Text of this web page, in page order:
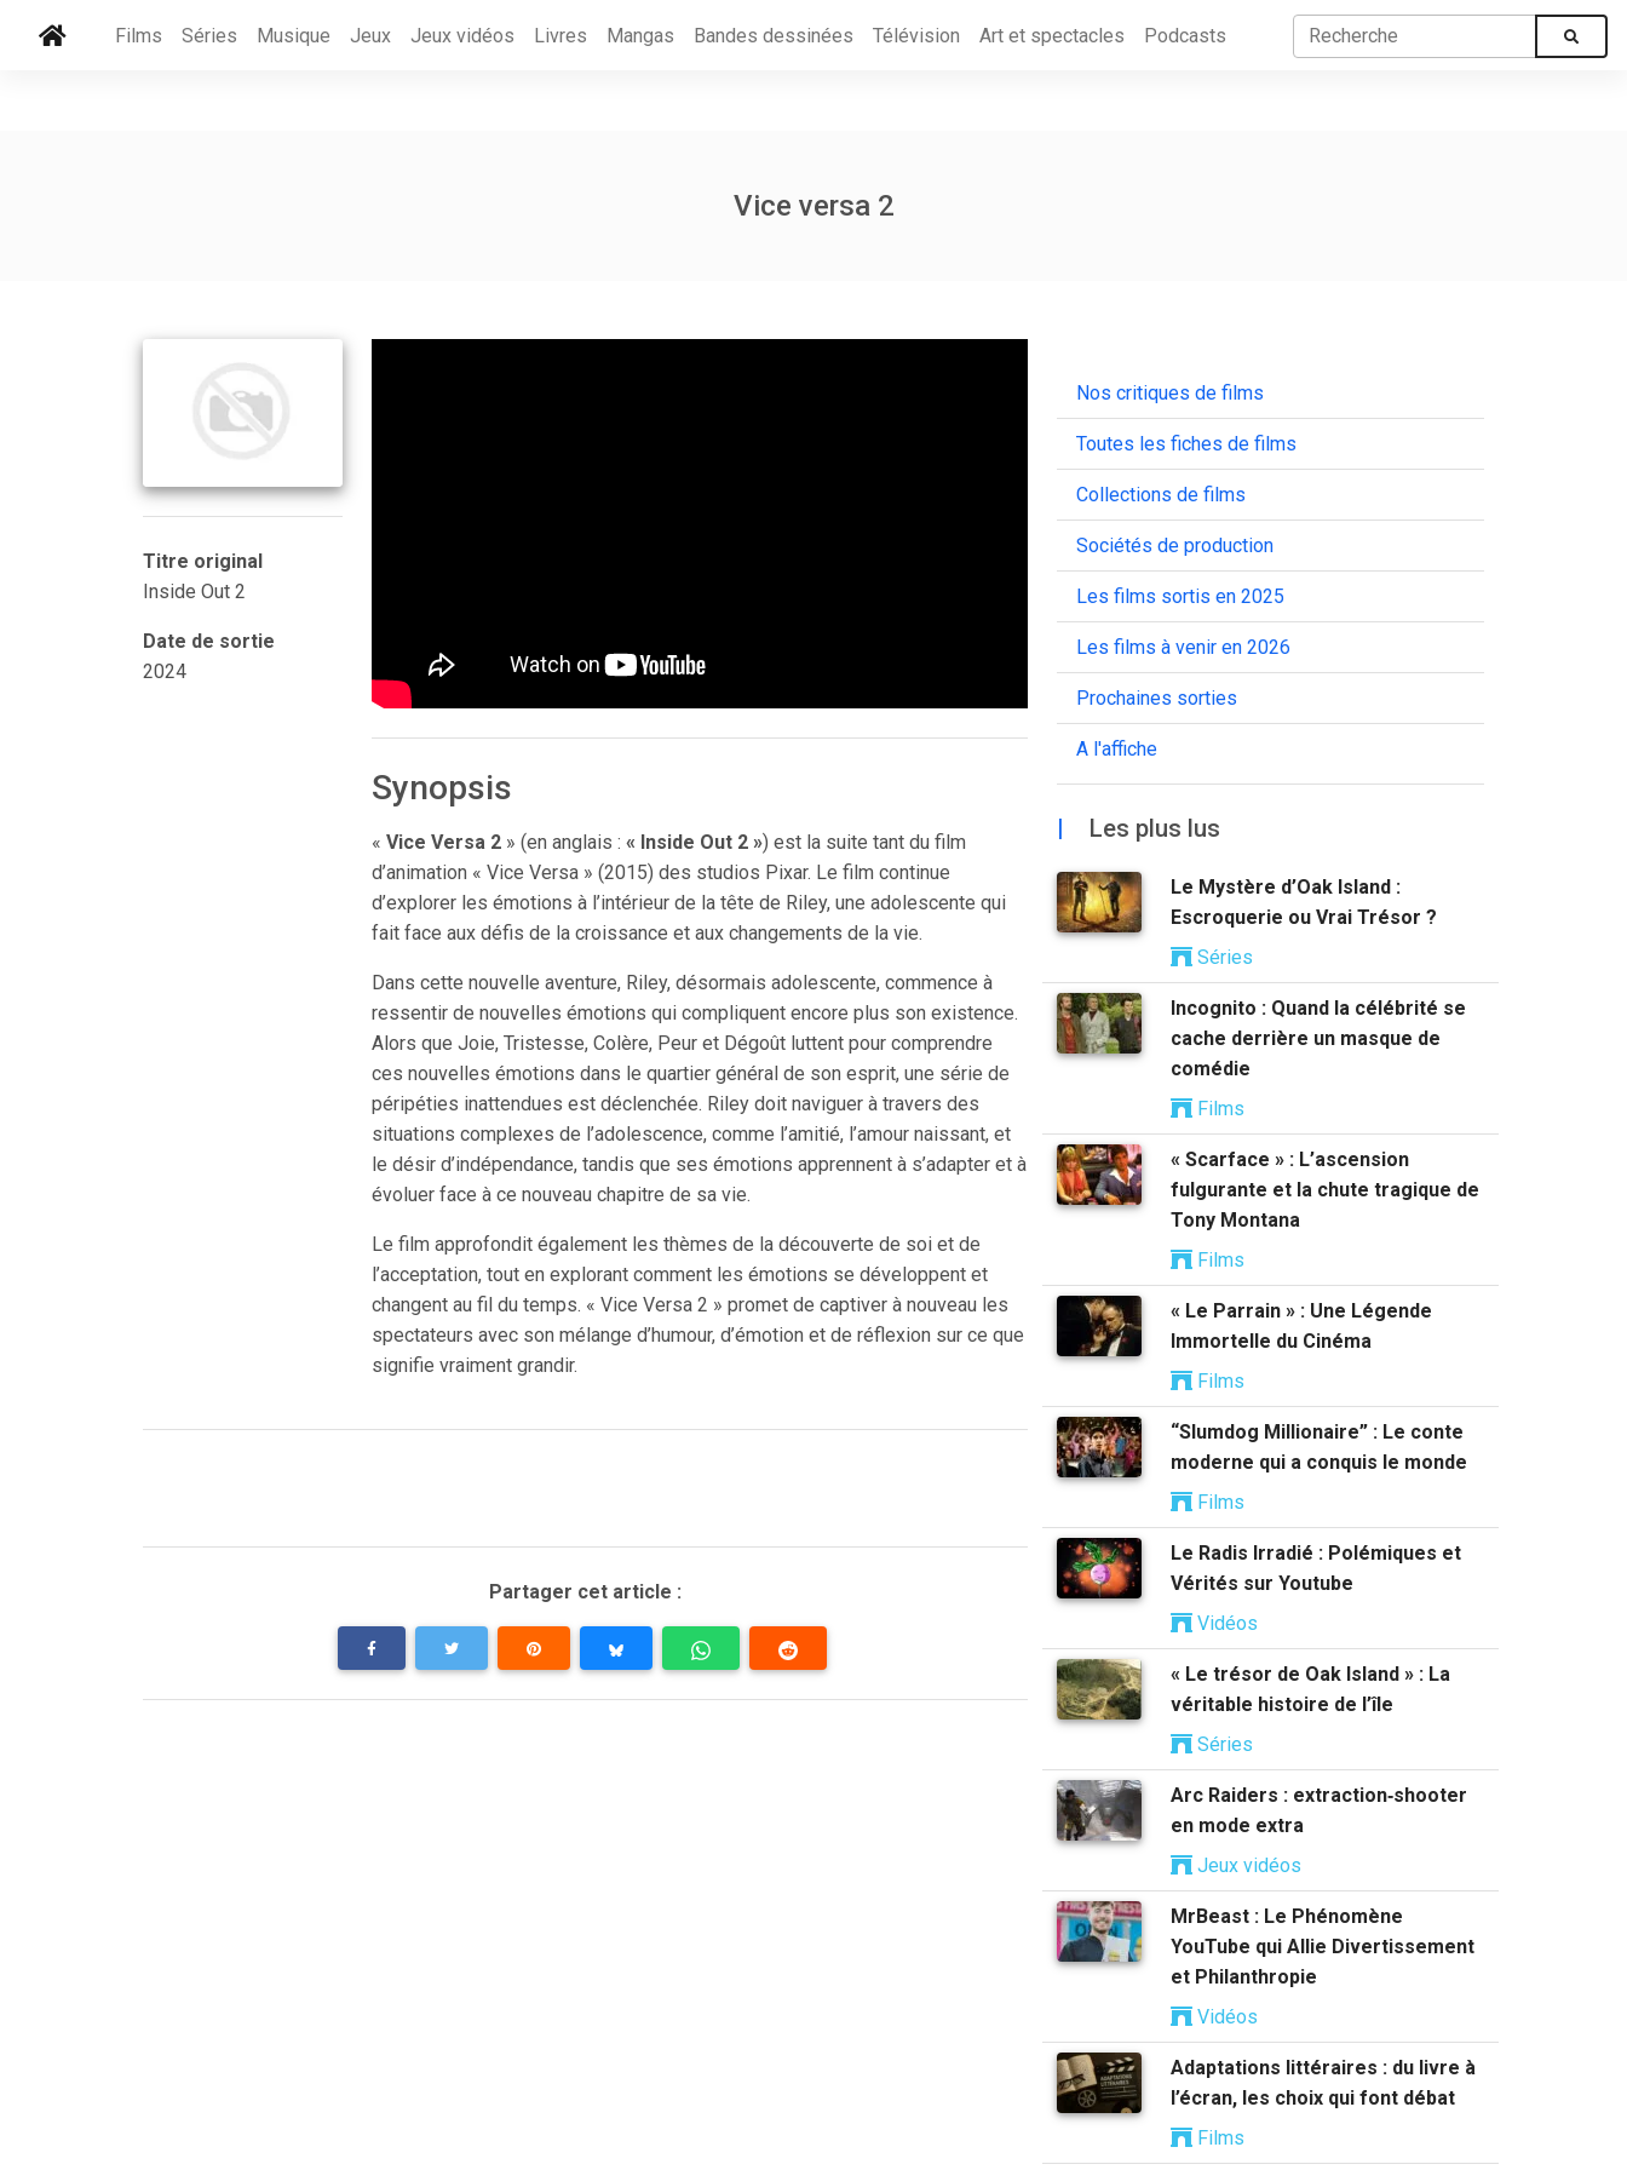
Films Séries Musique Jeux Jeux vidéos Livres Mangas Bandes dessinées Télévision Art et spectacles Podcasts
Vice versa 2
Titre original
Inside Out 2
Date de sortie
2024
Synopsis
« Vice Versa 2» (en anglais : « Inside Out 2 ») est la suite tant du film
d’animation « Vice Versa » (2015) des studios Pixar. Le film continue
d’explorer les émotions à l’intérieur de la tête de Riley, une adolescente qui
fait face aux défis de la croissance et aux changements de la vie.
Dans cette nouvelle aventure, Riley, désormais adolescente, commence à
ressentir de nouvelles émotions qui compliquent encore plus son existence.
Alors que Joie, Tristesse, Colère, Peur et Dégoût luttent pour comprendre
ces nouvelles émotions dans le quartier général de son esprit, une série de
péripéties inattendues est déclenchée. Riley doit naviguer à travers des
situations complexes de l’adolescence, comme l’amitié, l’amour naissant, et
le désir d’indépendance, tandis que ses émotions apprennent à s’adapter et à
évoluer face à ce nouveau chapitre de sa vie.
Le film approfondit également les thèmes de la découverte de soi et de
l’acceptation, tout en explorant comment les émotions se développent et
changent au fil du temps. « Vice Versa 2 » promet de captiver à nouveau les
spectateurs avec son mélange d’humour, d’émotion et de réflexion sur ce que
signifie vraiment grandir.
Partager cet article :
Nos critiques de films
Toutes les fiches de films
Collections de films
Sociétés de production
Les films sortis en 2025
Les films à venir en 2026
Prochaines sorties
A l'affiche
| Les plus lus
Le Mystère d’Oak Island :
Escroquerie ou Vrai Trésor ?
Séries
Incognito : Quand la célébrité se
cache derrière un masque de
comédie
Films
« Scarface » : L’ascension
fulgurante et la chute tragique de
Tony Montana
Films
« Le Parrain » : Une Légende
Immortelle du Cinéma
Films
“Slumdog Millionaire” : Le conte
moderne qui a conquis le monde
Films
Le Radis Irradié : Polémiques et
Vérités sur Youtube
Vidéos
« Le trésor de Oak Island » : La
véritable histoire de l’île
Séries
Arc Raiders : extraction‑shooter
en mode extra
Jeux vidéos
MrBeast : Le Phénomène
YouTube qui Allie Divertissement
et Philanthropie
Vidéos
Adaptations littéraires : du livre à
l’écran, les choix qui font débat
Films